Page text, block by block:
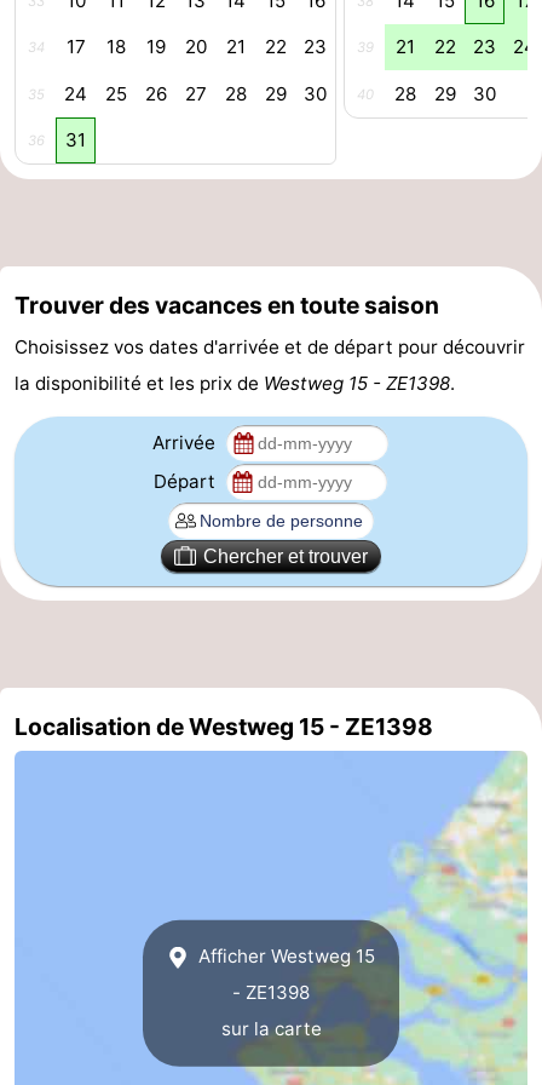
Route
Stationnement
Adresses
Schouwen-
Renesse
Zierikzee
-
Oosterschelde
Burgh
Haamstede
-
Nature
Walcheren
34 17 18 19 20 21 22 23
35 24 25 26 27 28 29 30
36 31
39 21 22 23 24
40 28 29 30
Trouver des vacances en toute saison
Choisissez vos dates d'arrivée et de départ pour découvrir
la disponibilité et les prix de Westweg 15 - ZE1398.
Arrivée
Départ
Chercher et trouver
Localisation de Westweg 15 - ZE1398
Afficher Westweg 15
- ZE1398
sur la carte